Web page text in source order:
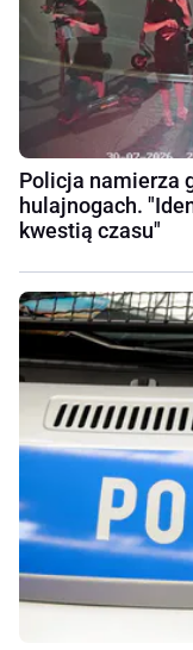
Policja namierza
hulajnogach.
kwestią czasu"